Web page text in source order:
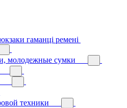
гаманці ремені
молодежные сумки
техники